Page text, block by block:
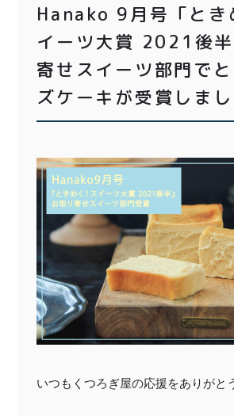
紅茶
メルマ
アウ
とろ生シュー
紅茶toroaTeaギフト
手さげ袋
季節限定
価格別
¥6,000
〜¥1,999
¥4,000〜¥5,999
Hanako 9月号「とき
イーツ大賞 2021後半
寄せスイーツ部門で
ズケーキが受賞しまし
いつもくつろぎ屋の応援をありがと